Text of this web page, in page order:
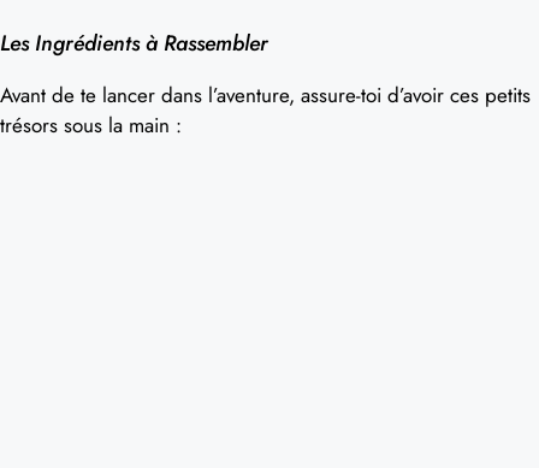
Les Ingrédients à Rassembler
Avant de te lancer dans l’aventure, assure-toi d’avoir ces petits
trésors sous la main :